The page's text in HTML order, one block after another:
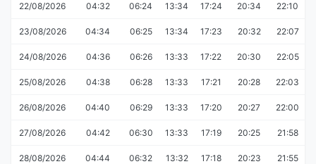
22/08/2026 04:32 06:24 13:34 17:24 20:34 22:10
23/08/2026 04:34 06:25 13:34 17:23 20:32 22:07
24/08/2026 04:36 06:26 13:33 17:22 20:30 22:05
25/08/2026 04:38 06:28 13:33 17:21 20:28 22:03
26/08/2026 04:40 06:29 13:33 17:20 20:27 22:00
27/08/2026 04:42 06:30 13:33 17:19 20:25 21:58
28/08/2026 04:44 06:32 13:32 17:18 20:23 21:55